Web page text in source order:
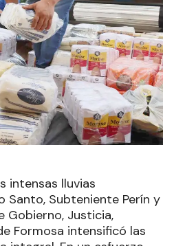
intensas lluvias
Santo, Subteniente Perín y
Gobierno, Justicia,
Formosa intensificó las